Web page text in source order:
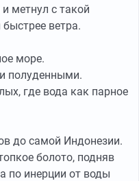
метнул с такой
ветра.
море.
полуденными.
где вода как парное
до самой Индонезии.
болото, подняв
по инерции от воды